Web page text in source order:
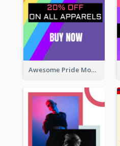
Awesome Pride Month Merch Instagram Story Design